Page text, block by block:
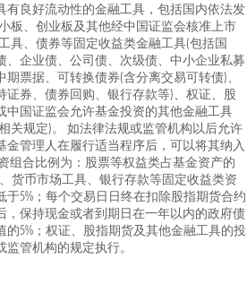
有良好流动性的金融工具，包括国内依法发
板、创业板及其他经中国证监会核准上市
具、债券等固定收益类金融工具(包括国
、企业债、公司债、次级债、中小企业私募
票据、可转换债券(含分离交易可转债)、
证券、债券回购、银行存款等)、权证、股
中国证监会允许基金投资的其他金融工具
关规定)。 如法律法规或监管机构以后允许
金管理人在履行适当程序后，可以将其纳入
组合比例为：股票等权益类占基金资产的
货币市场工具、银行存款等固定收益类资
于5%；每个交易日日终在扣除股指期货合约
，保持现金或者到期日在一年以内的政府债
的5%；权证、股指期货及其他金融工具的投
管机构的规定执行。